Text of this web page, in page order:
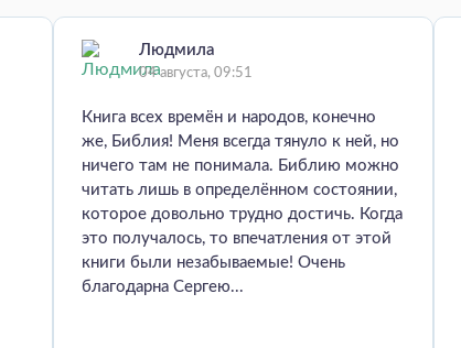
Людмила
04 августа, 09:51
Книга всех времён и народов, конечно
же, Библия! Меня всегда тянуло к ней, но
ничего там не понимала. Библию можно
читать лишь в определённом состоянии,
которое довольно трудно достичь. Когда
это получалось, то впечатления от этой
книги были незабываемые! Очень
благодарна Сергею...